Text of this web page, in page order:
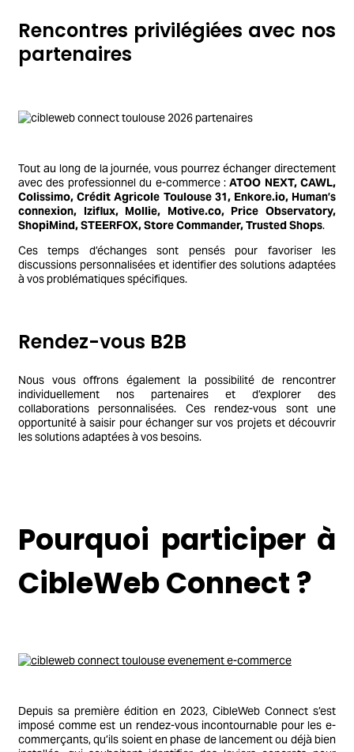
Rencontres privilégiées avec nos
partenaires
Tout au long de la journée, vous pourrez échanger directement
avec des professionnel du e-commerce :ATOO NEXT, CAWL,
Colissimo, Crédit Agricole Toulouse 31, Enkore.io, Human’s
connexion, Iziflux, Mollie, Motive.co, Price Observatory,
ShopiMind, STEERFOX, Store Commander, Trusted Shops.
Ces temps d’échanges sont pensés pour favoriser les
discussions personnalisées et identifier des solutions adaptées
à vos problématiques spécifiques.
Rendez-vous B2B
Nous vous offrons également la possibilité de rencontrer
individuellement nos partenaires et d’explorer des
collaborations personnalisées. Ces rendez-vous sont une
opportunité à saisir pour échanger sur vos projets et découvrir
les solutions adaptées à vos besoins.
Pourquoi participer à
CibleWeb Connect ?
Depuis sa première édition en 2023, CibleWeb Connect s’est
imposé comme est un rendez-vous incontournable pour les e-
commerçants, qu’ils soient en phase de lancement ou déjà bien